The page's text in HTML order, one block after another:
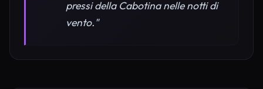
pressi della Cabotina nelle notti di
vento."